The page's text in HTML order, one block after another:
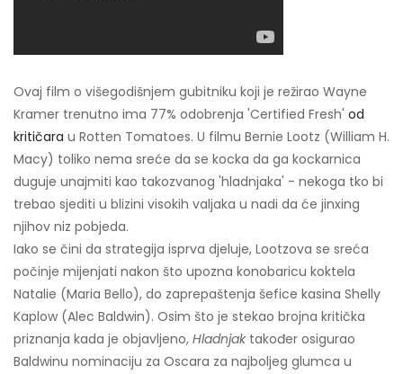
Ovaj film o višegodišnjem gubitniku koji je režirao Wayne
Kramer trenutno ima 77% odobrenja 'Certified Fresh' od
kritičara u Rotten Tomatoes. U filmu Bernie Lootz (William H.
Macy) toliko nema sreće da se kocka da ga kockarnica
duguje unajmiti kao takozvanog 'hladnjaka' - nekoga tko bi
trebao sjediti u blizini visokih valjaka u nadi da će jinxing
njihov niz pobjeda.
Iako se čini da strategija isprva djeluje, Lootzova se sreća
počinje mijenjati nakon što upozna konobaricu koktela
Natalie (Maria Bello), do zaprepaštenja šefice kasina Shelly
Kaplow (Alec Baldwin). Osim što je stekao brojna kritička
priznanja kada je objavljeno, Hladnjaktakođer osigurao
Baldwinu nominaciju za Oscara za najboljeg glumca u